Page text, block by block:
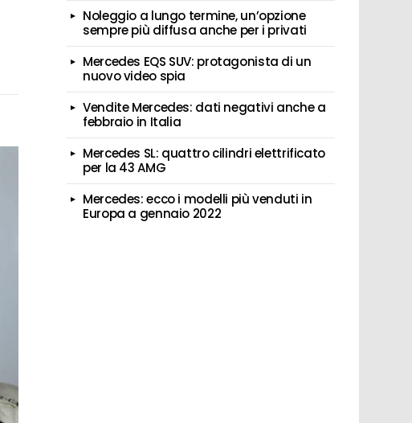
Noleggio a lungo termine, un’opzione
sempre più diffusa anche per i privati
Mercedes EQS SUV: protagonista di un
nuovo video spia
Vendite Mercedes: dati negativi anche a
febbraio in Italia
Mercedes SL: quattro cilindri elettrificato
per la 43 AMG
Mercedes: ecco i modelli più venduti in
Europa a gennaio 2022